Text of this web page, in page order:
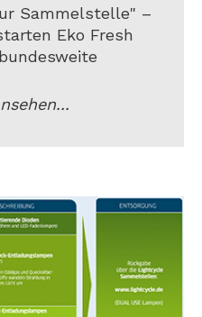
Sammelstelle" –
Eko Fresh